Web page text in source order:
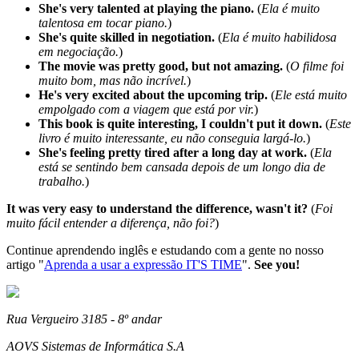
She's very talented at playing the piano. (Ela é muito
talentosa em tocar piano.)
She's quite skilled in negotiation. (Ela é muito habilidosa
em negociação.)
The movie was pretty good, but not amazing. (O filme foi
muito bom, mas não incrível.)
He's very excited about the upcoming trip. (Ele está muito
empolgado com a viagem que está por vir.)
This book is quite interesting, I couldn't put it down. (Este
livro é muito interessante, eu não conseguia largá-lo.)
She's feeling pretty tired after a long day at work. (Ela
está se sentindo bem cansada depois de um longo dia de
trabalho.)
It was very easy to understand the difference, wasn't it? (Foi
muito fácil entender a diferença, não foi?)
Continue aprendendo inglês e estudando com a gente no nosso
artigo "Aprenda a usar a expressão IT'S TIME". See you!
Rua Vergueiro 3185 - 8º andar
AOVS Sistemas de Informática S.A